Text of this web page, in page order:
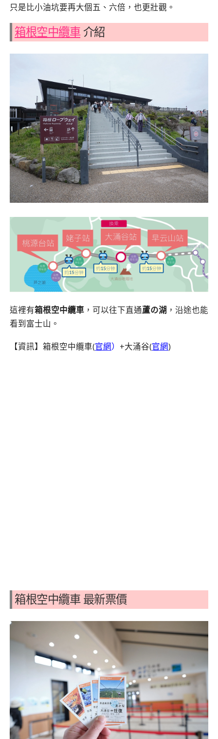
只是比小油坑要再大個五、六倍，也更壯觀。
箱根空中纜車介紹
這裡有箱根空中纜車 ，可以往下直通蘆の湖 ，沿途也能
看到富士山。
【資訊】箱根空中纜車(官網） +大涌谷(官網)
箱根空中纜車 最新票價